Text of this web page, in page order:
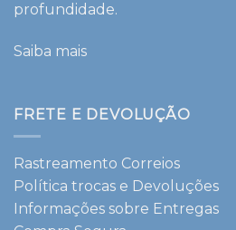
profundidade.
Saiba mais
FRETE E DEVOLUÇÃO
Rastreamento Correios
Política trocas e Devoluções
Informações sobre Entregas